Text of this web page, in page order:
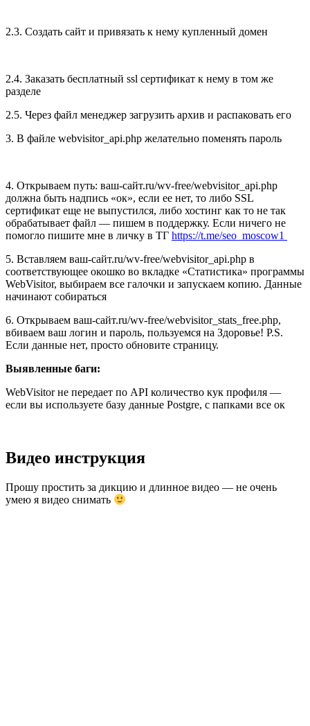
2.3. Создать сайт и привязать к нему купленный домен
2.4. Заказать бесплатный ssl сертификат к нему в том же
разделе
2.5. Через файл менеджер загрузить архив и распаковать его
3. В файле webvisitor_api.php желательно поменять пароль
4. Открываем путь: ваш-сайт.ru/wv-free/webvisitor_api.php
должна быть надпись «ок», если ее нет, то либо SSL
сертификат еще не выпустился, либо хостинг как то не так
обрабатывает файл — пишем в поддержку. Если ничего не
помогло пишите мне в личку в ТГ https://t.me/seo_moscow1
5. Вставляем ваш-сайт.ru/wv-free/webvisitor_api.php в
соответствующее окошко во вкладке «Статистика» программы
WebVisitor, выбираем все галочки и запускаем копию. Данные
начинают собираться
6. Открываем ваш-сайт.ru/wv-free/webvisitor_stats_free.php,
вбиваем ваш логин и пароль, пользуемся на Здоровье! P.S.
Если данные нет, просто обновите страницу.
Выявленные баги:
WebVisitor не передает по API количество кук профиля —
если вы используете базу данные Postgre, с папками все ок
Видео инструкция
Прошу простить за дикцию и длинное видео — не очень
умею я видео снимать